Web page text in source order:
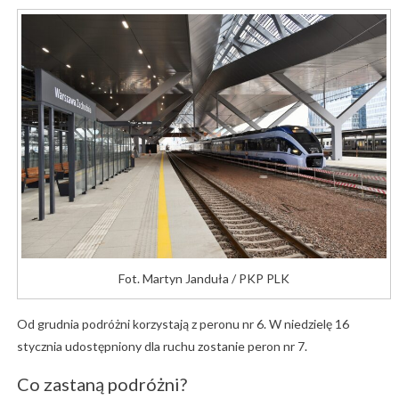
Fot. Martyn Janduła / PKP PLK
Od grudnia podróżni korzystają z peronu nr 6. W niedzielę 16
stycznia udostępniony dla ruchu zostanie peron nr 7.
Co zastaną podróżni?